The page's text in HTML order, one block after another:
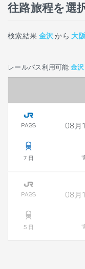
往路旅程を選
検索結果 金沢 から 大阪
レールパス利用可能 金沢
PASS
7 日
08月
PASS
5 日
08月